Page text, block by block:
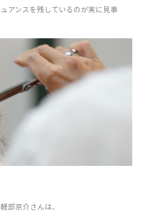
アンスを残しているのが実に見事
部京介さんは、